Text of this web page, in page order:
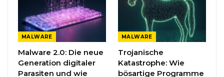
MALWARE
Malware 2.0: Die neue
Generation digitaler
Parasiten und wie
MALWARE
Trojanische
Katastrophe: Wie
bösartige Programme